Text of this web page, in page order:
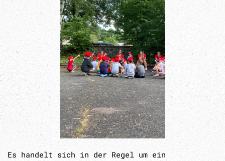
Es handelt sich in der Regel um ein